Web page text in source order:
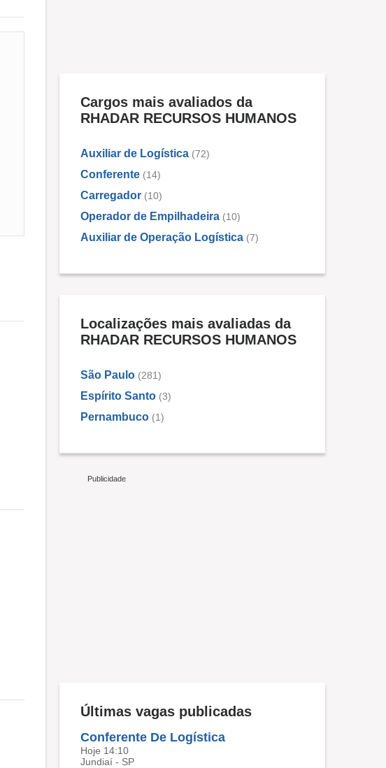
Cargos mais avaliados da
RHADAR RECURSOS HUMANOS
Auxiliar de Logística (72)
Conferente (14)
Carregador (10)
Operador de Empilhadeira (10)
Auxiliar de Operação Logística (7)
Localizações mais avaliadas da
RHADAR RECURSOS HUMANOS
São Paulo (281)
Espírito Santo (3)
Pernambuco (1)
Últimas vagas publicadas
Conferente De Logística
Hoje 14:10
Jundiaí - SP